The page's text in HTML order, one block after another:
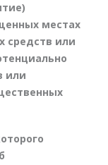
местах
средств или
или